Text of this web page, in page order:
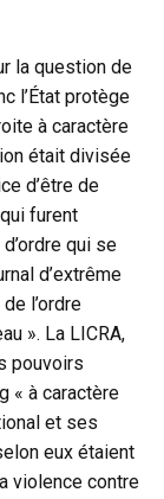
la question de
l’État protège
à caractère
était divisée
d’être de
furent
qui se
d’extrême
l’ordre
». La LICRA,
pouvoirs
« à caractère
et ses
eux étaient
violence contre